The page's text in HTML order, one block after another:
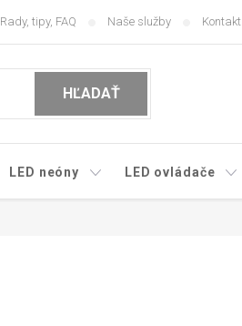
Rady, tipy, FAQ Naše služby Kontakt
HĽADAŤ
LED neóny LED ovládače